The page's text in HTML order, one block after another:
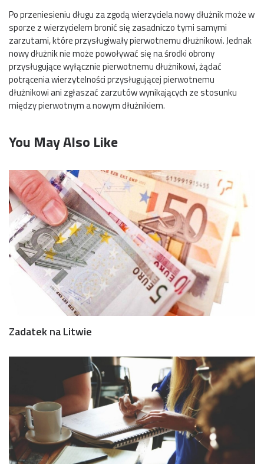
Po przeniesieniu długu za zgodą wierzyciela nowy dłużnik może w
sporze z wierzycielem bronić się zasadniczo tymi samymi
zarzutami, które przysługiwały pierwotnemu dłużnikowi. Jednak
nowy dłużnik nie może powoływać się na środki obrony
przysługujące wyłącznie pierwotnemu dłużnikowi, żądać
potrącenia wierzytelności przysługującej pierwotnemu
dłużnikowi ani zgłaszać zarzutów wynikających ze stosunku
między pierwotnym a nowym dłużnikiem.
You May Also Like
Zadatek na Litwie